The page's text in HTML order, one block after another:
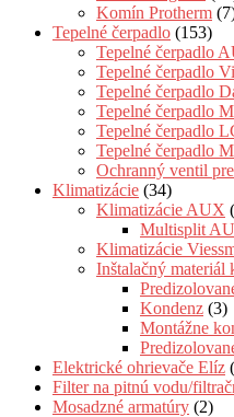
Komín Protherm
Tepelné čerpadlo (153)
Tepelné čerpadlo
Tepelné čerpadlo
Tepelné čerpadlo
Tepelné čerpadlo
Tepelné čerpadlo
Tepelné čerpadlo
Ochranný ventil
Klimatizácie (34)
Klimatizácie AUX
Multisplit
Klimatizácie
Inštalačný materiál
Kondenz (3)
Montážne
Elektrické ohrievače Elíz
Filter na pitnú vodu/
Mosadzné armatúry (2)